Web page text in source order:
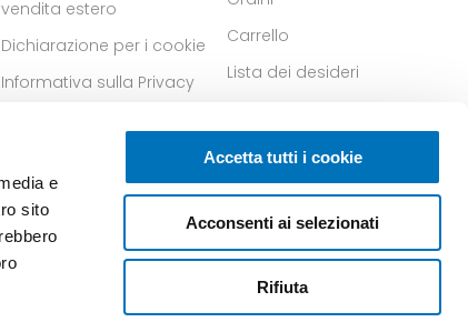
e
sito
Accetta tutti i cookie
Acconsenti ai selezionati
Rifiuta
vendita estero
Dichiarazione per i cookie
Informativa sulla Privacy
Carrello
Lista dei desideri
Scarica la nostra app per
IOS
Scarica la nostra app
per Android